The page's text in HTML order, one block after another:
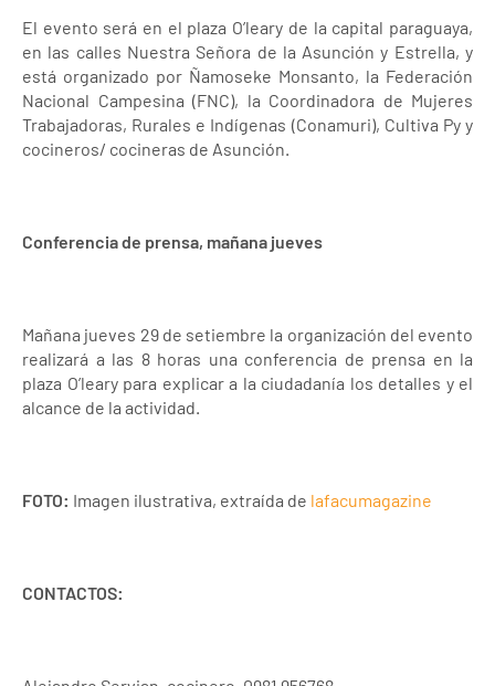
El evento será en el plaza O’leary de la capital paraguaya,
en las calles Nuestra Señora de la Asunción y Estrella, y
está organizado por Ñamoseke Monsanto, la Federación
Nacional Campesina (FNC), la Coordinadora de Mujeres
Trabajadoras, Rurales e Indígenas (Conamuri), Cultiva Py y
cocineros/ cocineras de Asunción.
Conferencia de prensa, mañana jueves
Mañana jueves 29 de setiembre la organización del evento
realizará a las 8 horas una conferencia de prensa en la
plaza O’leary para explicar a la ciudadanía los detalles y el
alcance de la actividad.
FOTO: Imagen ilustrativa, extraída de lafacumagazine
CONTACTOS: